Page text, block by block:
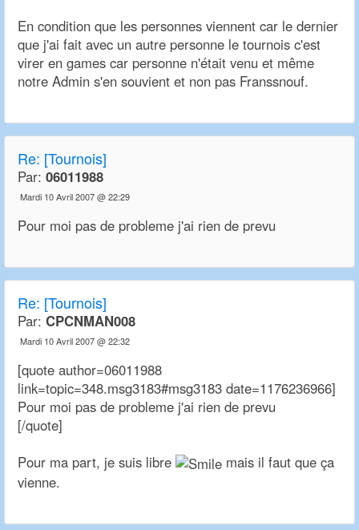
En condition que les personnes viennent car le dernier
que j'ai fait avec un autre personne le tournois c'est
virer en games car personne n'était venu et même
notre Admin s'en souvient et non pas Franssnouf.
Re: [Tournois]
Par: 06011988
Mardi 10 Avril 2007 @ 22:29
Pour moi pas de probleme j'ai rien de prevu
Re: [Tournois]
Par: CPCNMAN008
Mardi 10 Avril 2007 @ 22:32
[quote author=06011988
link=topic=348.msg3183#msg3183 date=1176236966]
Pour moi pas de probleme j'ai rien de prevu
[/quote]
Pour ma part, je suis libre
mais il faut que ça
vienne.